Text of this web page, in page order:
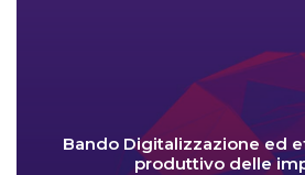
Bando Digitalizzazione ed
produttivo delle